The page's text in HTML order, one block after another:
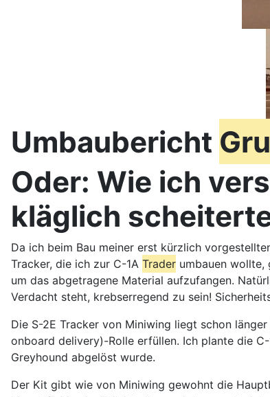
Umbaubericht
Oder: Wie ich
kläglich
Da ich beim Bau meiner erst kürzlich
Tracker, die ich zur C-1A Trader umbauen wollte,
um das abgetragene Material aufzufangen.
Verdacht steht, krebserregend zu sein!
Die S-2E Tracker von Miniwing liegt schon
onboard delivery)-Rolle erfüllen. Ich plante die
Greyhound abgelöst wurde.
Der Kit gibt wie von Miniwing gewohnt die